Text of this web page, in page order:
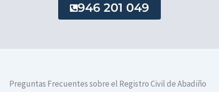
946 201 049
Preguntas Frecuentes sobre el Registro Civil de Abadiño